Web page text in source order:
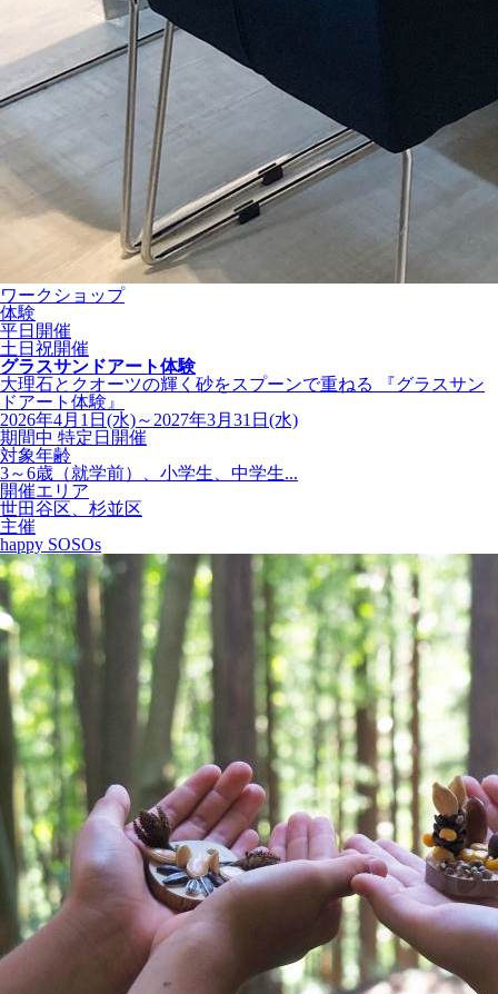
ワークショップ
体験
平日開催
土日祝開催
グラスサンドアート体験
大理石とクオーツの輝く砂をスプーンで重ねる 『グラスサン
ドアート体験』
2026年4月1日(水)～2027年3月31日(水)
期間中 特定日開催
対象年齢
3～6歳（就学前）、小学生、中学生...
開催エリア
世田谷区、杉並区
主催
happy SOSOs